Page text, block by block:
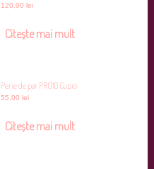
120,00lei
Citește mai mult
Perie de par PRO10 Cupio
55,00lei
Citește mai mult